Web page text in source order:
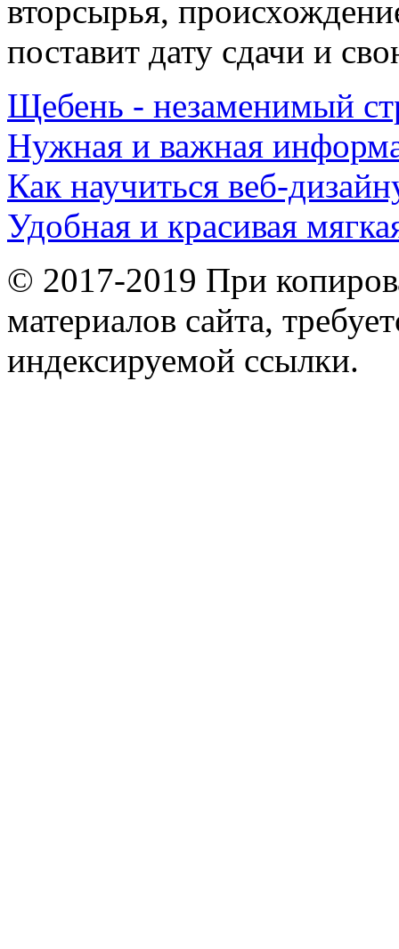
вторсырья,
поставит дату сдачи и
Щебень - незаменимый
Нужная и важная
Как научиться веб-
Удобная и красивая
© 2017-2019 При
материалов сайта,
индексируемой ссылки.